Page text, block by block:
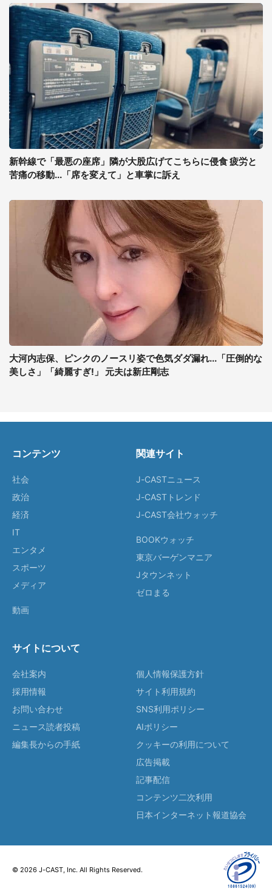
新幹線で「最悪の座席」隣が大股広げてこちらに侵食 疲労と
苦痛の移動...「席を変えて」と車掌に訴え
大河内志保、ピンクのノースリ姿で色気ダダ漏れ...「圧倒的な
美しさ」「綺麗すぎ!」 元夫は新庄剛志
コンテンツ
社会
政治
経済
IT
エンタメ
スポーツ
メディア
動画
関連サイト
J-CASTニュース
J-CASTトレンド
J-CAST会社ウォッチ
BOOKウォッチ
東京バーゲンマニア
Jタウンネット
ゼロまる
サイトについて
会社案内
採用情報
お問い合わせ
ニュース読者投稿
編集長からの手紙
個人情報保護方針
サイト利用規約
SNS利用ポリシー
AIポリシー
クッキーの利用について
広告掲載
記事配信
コンテンツ二次利用
日本インターネット報道協会
© 2026 J-CAST, Inc. All Rights Reserved.